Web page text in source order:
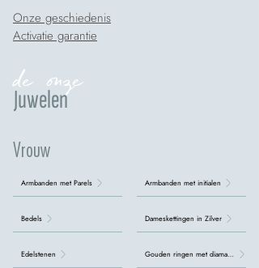
Onze geschiedenis
Activatie garantie
de onze
Juwelen
Vrouw
Armbanden met Parels
Bedels
Edelstenen
Armbanden met initialen
Dameskettingen in Zilver
Gouden ringen met diamanten